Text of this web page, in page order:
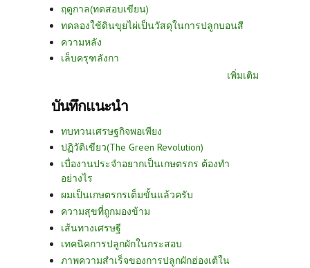
ฤดูกาล(ทดสอบเขียน)
ทดลองใช้ดินขุยไผ่เป็นวัสดุในการปลูกบอนสี
ความหลัง
เล็บครุฑลังกา
เพิ่มเติม
บันทึกแนะนำ
ทบทวนเศรษฐกิจพอเพียง
ปฏิวัติเขียว(The Green Revolution)
เบื่องานประจำอยากเป็นเกษตรกร ต้องทำ
อย่างไร
ผมเป็นเกษตรกรเต็มขั้นแล้วครับ
ความสุขที่ถูกมองข้าม
เส้นทางเศรษฐี
เทคนิคการปลูกผักในกระสอบ
ภาพความสำเร็จของการปลูกผักฮ่องเต้ใน